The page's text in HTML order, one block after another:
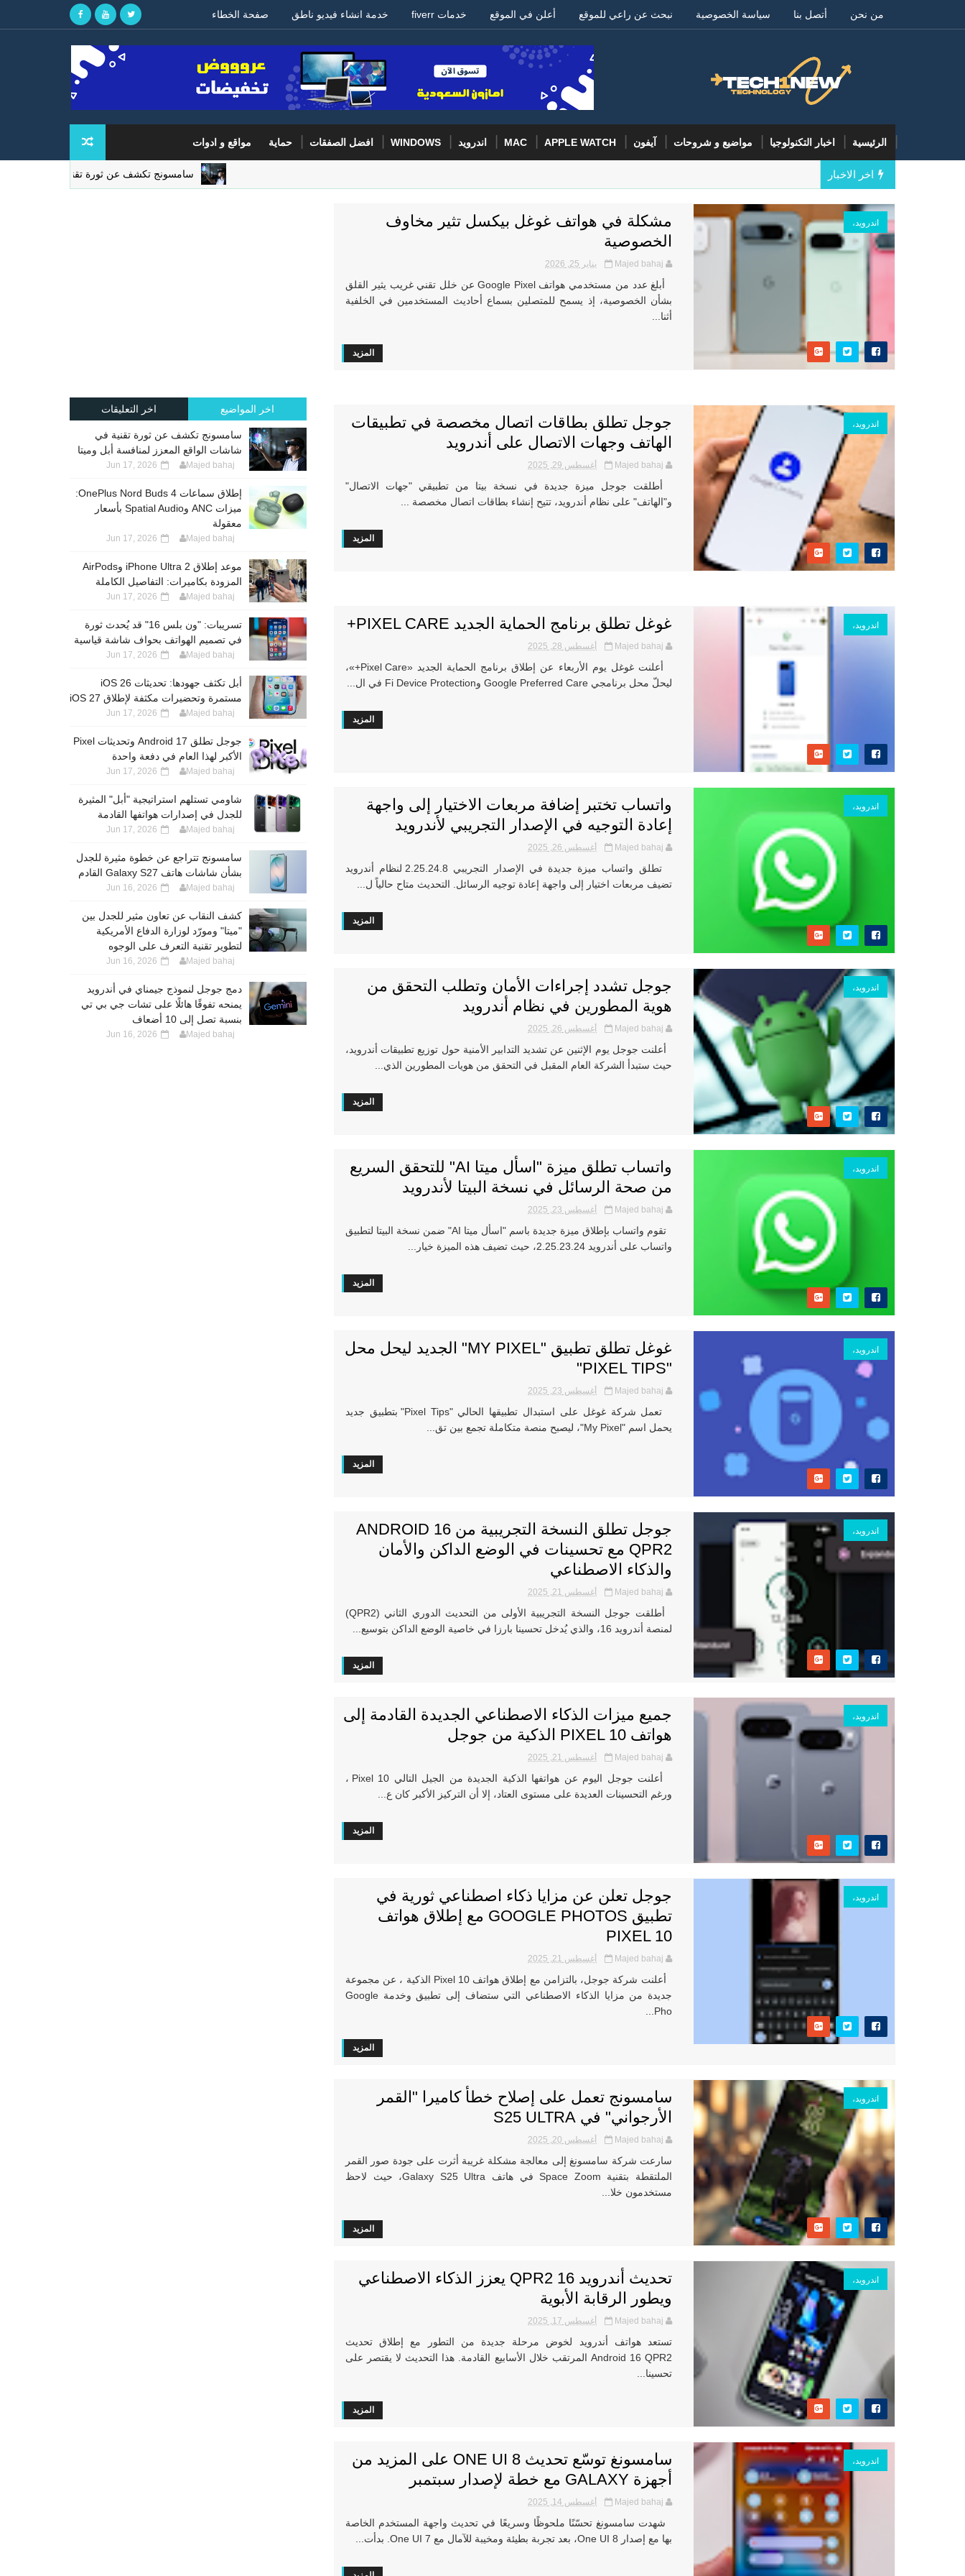
من نحن أتصل بنا سياسة الخصوصية نبحث عن راعي للموقع أعلن في الموقع خدمات fiverr خدمة انشاء فيديو ناطق صفحة الخطاء
الرئيسية اخبار التكنولوجيا مواضيع و شروحات آيفون APPLE WATCH
MAC اندرويد WINDOWS افضل الصفقات حماية مواقع و ادوات
اخر الاخبار سامسونج تكشف عن ثورة تقنية في شاشات الواقع المعزز
اندرويد،
مشكلة في هواتف غوغل بيكسل تثير مخاوف
الخصوصية
Majed bahaj يناير 25, 2026
أبلغ عدد من مستخدمي هواتف Google Pixel عن خلل تقني غريب يثير القلق
بشأن الخصوصية، إذ يسمح للمتصلين بسماع أحاديث المستخدمين في الخلفية
أثنا...
المزيد
اندرويد،
جوجل تطلق بطاقات اتصال مخصصة في تطبيقات
الهاتف وجهات الاتصال على أندرويد
Majed bahaj أغسطس 29, 2025
أطلقت جوجل ميزة جديدة في نسخة بيتا من تطبيقي "جهات الاتصال"
و"الهاتف" على نظام أندرويد، تتيح إنشاء بطاقات اتصال مخصصة ...
المزيد
اندرويد، غوغل تطلق برنامج الحماية الجديد PIXEL CARE+
Majed bahaj أغسطس 28, 2025
أعلنت غوغل يوم الأربعاء عن إطلاق برنامج الحماية الجديد «Pixel Care+»،
ليحلّ محل برنامجي Google Preferred Care وFi Device Protection في ال...
المزيد
اندرويد،
واتساب تختبر إضافة مربعات الاختيار إلى واجهة
إعادة التوجيه في الإصدار التجريبي لأندرويد
Majed bahaj أغسطس 26, 2025
تطلق واتساب ميزة جديدة في الإصدار التجريبي 2.25.24.8 لنظام أندرويد
تضيف مربعات اختيار إلى واجهة إعادة توجيه الرسائل. التحديث متاح حالياً ل...
المزيد
اندرويد،
جوجل تشدد إجراءات الأمان وتطلب التحقق من
هوية المطورين في نظام أندرويد
Majed bahaj أغسطس 26, 2025
أعلنت جوجل يوم الإثنين عن تشديد التدابير الأمنية حول توزيع تطبيقات أندرويد،
حيث ستبدأ الشركة العام المقبل في التحقق من هويات المطورين الذي...
المزيد
اندرويد،
واتساب تطلق ميزة "اسأل ميتا AI" للتحقق السريع
من صحة الرسائل في نسخة البيتا لأندرويد
Majed bahaj أغسطس 23, 2025
تقوم واتساب بإطلاق ميزة جديدة باسم "اسأل ميتا AI" ضمن نسخة البيتا لتطبيق
واتساب على أندرويد 2.25.23.24، حيث تضيف هذه الميزة خيار...
المزيد
اندرويد،
غوغل تطلق تطبيق "MY PIXEL" الجديد ليحل محل
"PIXEL TIPS"
Majed bahaj أغسطس 23, 2025
تعمل شركة غوغل على استبدال تطبيقها الحالي "Pixel Tips" بتطبيق جديد
يحمل اسم "My Pixel"، ليصبح منصة متكاملة تجمع بين تق...
المزيد
اندرويد،
جوجل تطلق النسخة التجريبية من ANDROID 16
QPR2 مع تحسينات في الوضع الداكن والأمان
والذكاء الاصطناعي
Majed bahaj أغسطس 21, 2025
أطلقت جوجل النسخة التجريبية الأولى من التحديث الدوري الثاني (QPR2)
لمنصة أندرويد 16، والذي يُدخل تحسينا بارزا في خاصية الوضع الداكن بتوسيع...
المزيد
اندرويد،
جميع ميزات الذكاء الاصطناعي الجديدة القادمة إلى
هواتف PIXEL 10 الذكية من جوجل
Majed bahaj أغسطس 21, 2025
أعلنت جوجل اليوم عن هواتفها الذكية الجديدة من الجيل التالي Pixel 10 ،
ورغم التحسينات العديدة على مستوى العتاد، إلا أن التركيز الأكبر كان ع...
المزيد
اندرويد،
جوجل تعلن عن مزايا ذكاء اصطناعي ثورية في
تطبيق GOOGLE PHOTOS مع إطلاق هواتف
PIXEL 10
Majed bahaj أغسطس 21, 2025
أعلنت شركة جوجل، بالتزامن مع إطلاق هواتف Pixel 10 الذكية ، عن مجموعة
جديدة من مزايا الذكاء الاصطناعي التي ستضاف إلى تطبيق وخدمة Google
Pho...
المزيد
اندرويد،
سامسونج تعمل على إصلاح خطأ كاميرا "القمر
الأرجواني" في S25 ULTRA
Majed bahaj أغسطس 20, 2025
سارعت شركة سامسونغ إلى معالجة مشكلة غريبة أثرت على جودة صور القمر
الملتقطة بتقنية Space Zoom في هاتف Galaxy S25 Ultra، حيث لاحظ
مستخدمون خلا...
المزيد
اندرويد،
تحديث أندرويد 16 QPR2 يعزز الذكاء الاصطناعي
ويطور الرقابة الأبوية
Majed bahaj أغسطس 17, 2025
تستعد هواتف أندرويد لخوض مرحلة جديدة من التطور مع إطلاق تحديث
Android 16 QPR2 المرتقب خلال الأسابيع القادمة. هذا التحديث لا يقتصر على
تحسينا...
المزيد
اندرويد،
سامسونغ توسّع تحديث ONE UI 8 على المزيد من
أجهزة GALAXY مع خطة لإصدار سبتمبر
Majed bahaj أغسطس 14, 2025
شهدت سامسونغ تحسّنًا ملحوظًا وسريعًا في تحديث واجهة المستخدم الخاصة
بها مع إصدار One UI 8، بعد تجربة بطيئة ومخيبة للآمال مع One UI 7. بدأت...
اخر المواضيع اخر التعليقات
سامسونج تكشف عن ثورة تقنية في
شاشات الواقع المعزز لمنافسة أبل وميتا
Majed bahaj
Jun 17, 2026
إطلاق سماعات OnePlus Nord Buds 4:
ميزات ANC وSpatial Audio بأسعار
معقولة
Majed bahaj
Jun 17, 2026
موعد إطلاق iPhone Ultra 2 وAirPods
المزودة بكاميرات: التفاصيل الكاملة
Majed bahaj
Jun 17, 2026
تسريبات: "ون بلس 16" قد يُحدث ثورة
في تصميم الهواتف بحواف شاشة قياسية
Majed bahaj
Jun 17, 2026
أبل تكثف جهودها: تحديثات iOS 26
مستمرة وتحضيرات مكثفة لإطلاق iOS 27
Majed bahaj
Jun 17, 2026
جوجل تطلق Android 17 وتحديثات Pixel
الأكبر لهذا العام في دفعة واحدة
Majed bahaj
Jun 17, 2026
شاومي تستلهم استراتيجية "أبل" المثيرة
للجدل في إصدارات هواتفها القادمة
Majed bahaj
Jun 17, 2026
سامسونج تتراجع عن خطوة مثيرة للجدل
بشأن شاشات هاتف Galaxy S27 القادم
Majed bahaj
Jun 16, 2026
كشف النقاب عن تعاون مثير للجدل بين
"ميتا" ومورّد لوزارة الدفاع الأمريكية
لتطوير تقنية التعرف على الوجوه
Majed bahaj
Jun 16, 2026
دمج جوجل لنموذج جيمناي في أندرويد
يمنحه تفوقًا هائلًا على تشات جي بي تي
بنسبة تصل إلى 10 أضعاف
Majed bahaj
Jun 16, 2026